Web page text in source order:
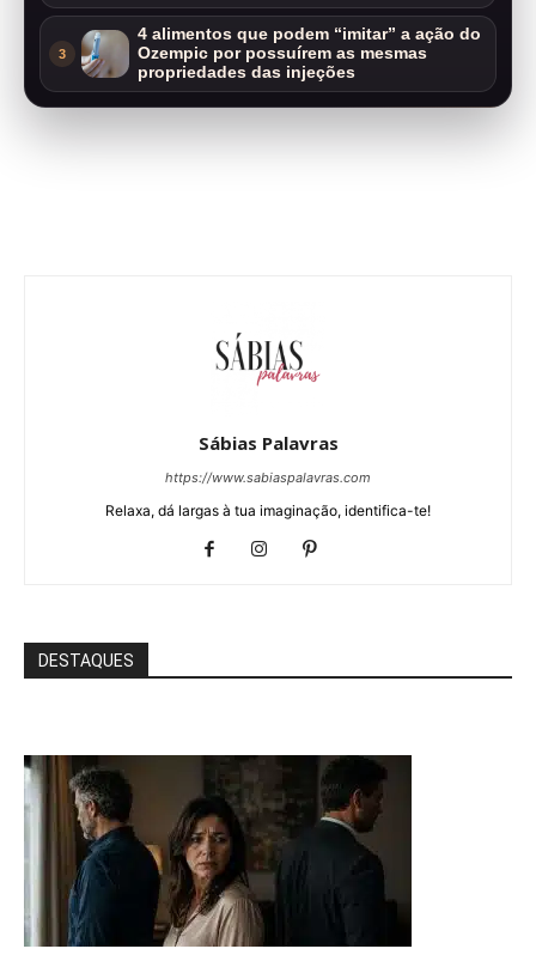
3
4 alimentos que podem “imitar” a ação do
Ozempic por possuírem as mesmas
propriedades das injeções
Sábias Palavras
https://www.sabiaspalavras.com
Relaxa, dá largas à tua imaginação, identifica-te!
DESTAQUES